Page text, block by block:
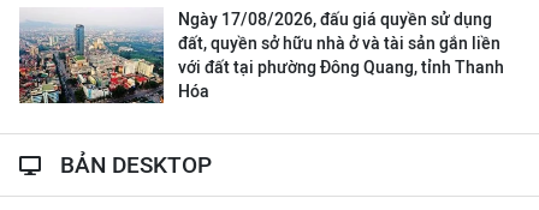
Ngày 17/08/2026, đấu giá quyền sử dụng
đất, quyền sở hữu nhà ở và tài sản gắn liền
với đất tại phường Đông Quang, tỉnh Thanh
Hóa
BẢN DESKTOP